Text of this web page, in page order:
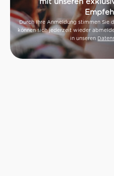
Durch Ihre Anmeldung stimmen Sie
können sich jederzeit wieder
in unseren